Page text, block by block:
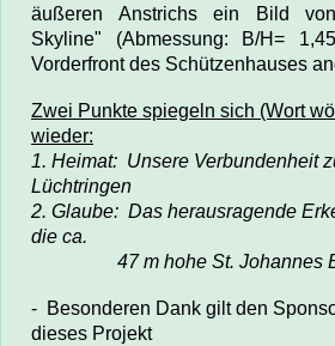
äußeren Anstrichs ein Bild
Skyline" (Abmessung: B/H=
Vorderfront des Schützenhauses
Zwei Punkte spiegeln sich (Wort
wieder:
1. Heimat: Unsere Verbundenheit
Lüchtringen
2. Glaube: Das herausragende
die ca.
47 m hohe St. Johannes
- Besonderen Dank gilt den
dieses Projekt